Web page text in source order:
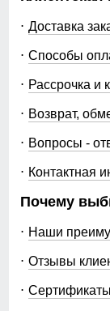
Доставка
Способы
Рассрочка и
Возврат,
Вопросы -
Контактная
Почему
Наши
Отзывы